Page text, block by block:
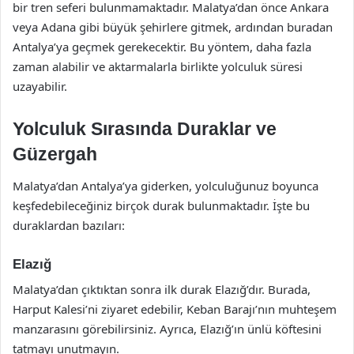
bir tren seferi bulunmamaktadır. Malatya’dan önce Ankara
veya Adana gibi büyük şehirlere gitmek, ardından buradan
Antalya’ya geçmek gerekecektir. Bu yöntem, daha fazla
zaman alabilir ve aktarmalarla birlikte yolculuk süresi
uzayabilir.
Yolculuk Sırasında Duraklar ve
Güzergah
Malatya’dan Antalya’ya giderken, yolculuğunuz boyunca
keşfedebileceğiniz birçok durak bulunmaktadır. İşte bu
duraklardan bazıları:
Elazığ
Malatya’dan çıktıktan sonra ilk durak Elazığ’dır. Burada,
Harput Kalesi’ni ziyaret edebilir, Keban Barajı’nın muhteşem
manzarasını görebilirsiniz. Ayrıca, Elazığ’ın ünlü köftesini
tatmayı unutmayın.